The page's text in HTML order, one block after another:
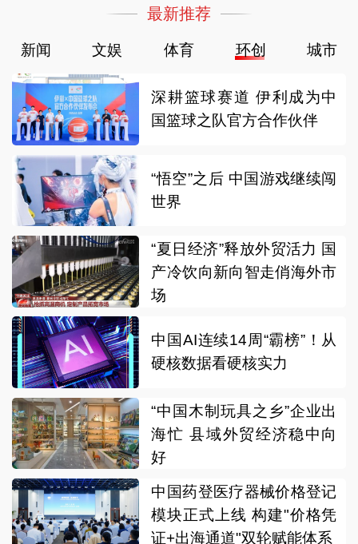
最新推荐
新闻 文娱 体育 环创 城市
深耕篮球赛道 伊利成为中
国篮球之队官方合作伙伴
“悟空”之后 中国游戏继续闯
世界
“夏日经济”释放外贸活力 国
产冷饮向新向智走俏海外市
场
中国AI连续14周“霸榜”！从
硬核数据看硬核实力
“中国木制玩具之乡”企业出
海忙 县域外贸经济稳中向
好
中国药登医疗器械价格登记
模块正式上线 构建"价格凭
证+出海通道"双轮赋能体系